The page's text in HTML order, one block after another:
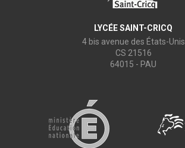
LYCÉE SAINT-CRICQ
4 bis avenue des États-Unis
CS 21516
64015 - PAU